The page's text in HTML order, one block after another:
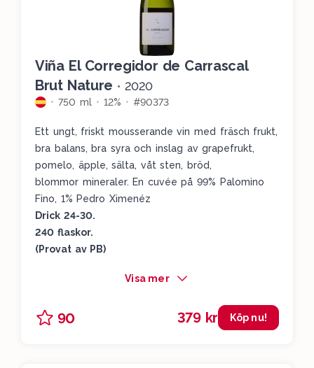
Viña El Corregidor de Carrascal
Brut Nature • 2020
750 ml 12% #90373
Ett ungt, friskt mousserande vin med fräsch frukt,
bra balans, bra syra och inslag av grapefrukt,
pomelo, äpple, sälta, våt sten, bröd,
blommor mineraler. En cuvée på 99% Palomino
Fino, 1% Pedro Ximenéz
Drick 24-30.
240 flaskor.
(Provat av PB)
Visa mer
90 379 kr Köp nu!